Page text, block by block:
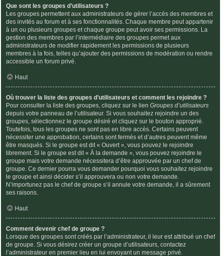
Que sont les groupes d’utilisateurs ?
Les groupes permettent aux administrateurs de gérer l’accès des membres et
des invités au forum et à ses fonctionnalités. Chaque membre peut appartenir
à un ou plusieurs groupes et chaque groupe peut avoir ses permissions. La
gestion des membres par l’intermédiaire des groupes permet aux
administrateurs de modifier rapidement les permissions de plusieurs
membres à la fois, telles qu’ajouter des permissions de modération ou rendre
accessible un forum privé.
Haut
Où trouver la liste des groupes d’utilisateurs et comment les rejoindre ?
Pour consulter la liste des groupes, cliquez sur le lien Groupes d’utilisateurs
depuis votre panneau de l’utilisateur. Si vous souhaitez rejoindre un des
groupes, sélectionnez le groupe désiré et cliquez sur le bouton approprié.
Toutefois, tous les groupes ne sont pas en libre accès. Certains peuvent
nécessiter une approbation, certains sont fermés et d’autres peuvent même
être masqués. Si le groupe est dit « Ouvert », vous pouvez le rejoindre
librement. Si le groupe est dit « À la demande », vous pouvez rejoindre le
groupe mais votre demande nécessitera d’être approuvée par un chef de
groupe. Ce dernier pourra vous demander pourquoi vous souhaitez rejoindre
le groupe et ainsi décider s’il approuvera ou non votre demande.
N’importunez pas le chef de groupe s’il annule votre demande, il a sûrement
ses raisons.
Haut
Comment devenir chef de groupe ?
Lorsque des groupes sont créés par l’administrateur, il leur est attribué un chef
de groupe. Si vous désirez créer un groupe d’utilisateurs, contactez
l’administrateur en premier lieu en lui envoyant un message privé.